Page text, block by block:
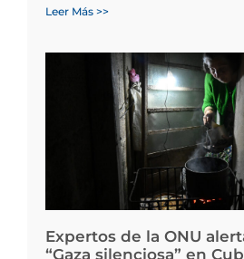
Leer Más >>
Expertos de la ONU
“Gaza silenciosa” en